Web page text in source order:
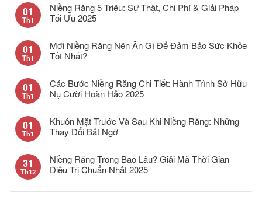
01
Th1
Niềng Răng 5 Triệu: Sự Thật, Chi Phí & Giải Pháp
Tối Ưu 2025
01
Th1
Mới Niềng Răng Nên Ăn Gì Để Đảm Bảo Sức Khỏe
Tốt Nhất?
01
Th1
Các Bước Niềng Răng Chi Tiết: Hành Trình Sở Hữu
Nụ Cười Hoàn Hảo 2025
01
Th1
Khuôn Mặt Trước Và Sau Khi Niềng Răng: Những
Thay Đổi Bất Ngờ
31
Th12
Niềng Răng Trong Bao Lâu? Giải Mã Thời Gian
Điều Trị Chuẩn Nhất 2025